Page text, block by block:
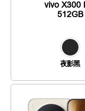
vivo X300
512GB
夜影黑